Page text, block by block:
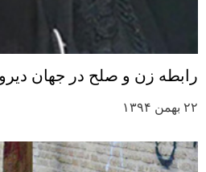
رابطه زن و صلح در جهان
۲۲ بهمن ۱۳۹۴